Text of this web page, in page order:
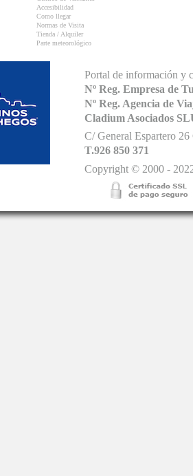
Accesibilidad
Como llegar
Normas de Visita
Tienda / Alquiler
Parte meteorológico
Portal de información y
Nº Reg. Empresa de
Nº Reg. Agencia de
Cladium Asociados
C/ General Espartero
T.926 850 371
Copyright © 2000 -